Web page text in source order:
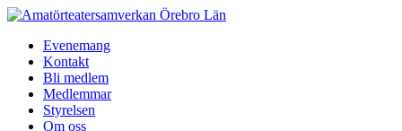
Hoppa
innehållEvenemang
Kontakt
Bli medlem
Medlemmar
Styrelsen
Om oss